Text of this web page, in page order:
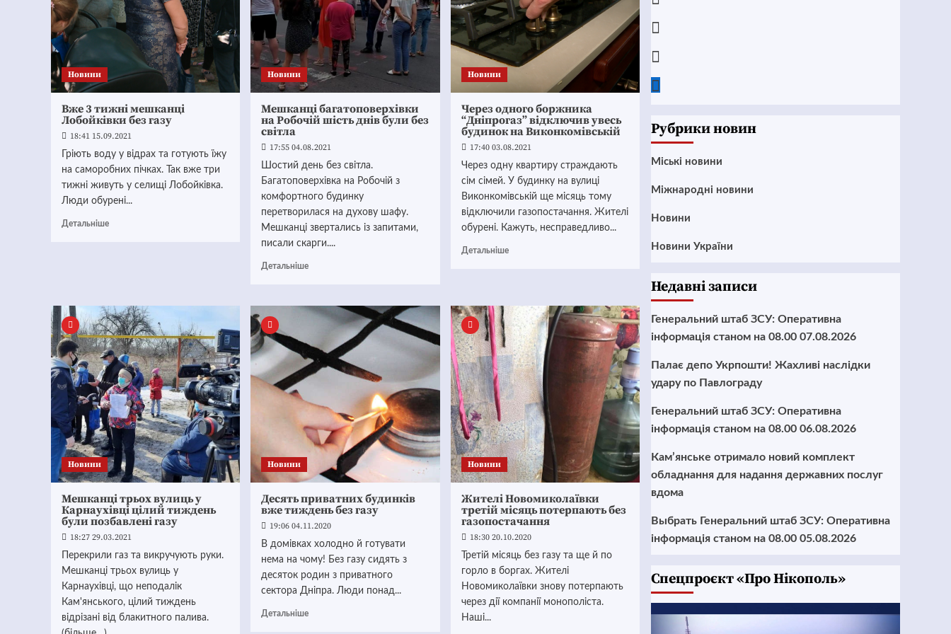
Новини
Вже 3 тижні мешканці
Лобойківки без газу
18:41 15.09.2021
Гріють воду у відрах та готують їжу
на саморобних пічках. Так вже три
тижні живуть у селищі Лобойківка.
Люди обурені...
Детальніше
Новини
Мешканці багатоповерхівки
на Робочій шість днів були без
світла
17:55 04.08.2021
Шостий день без світла.
Багатоповерхівка на Робочій з
комфортного будинку
перетворилася на духову шафу.
Мешканці звертались із запитами,
писали скарги....
Детальніше
Новини
Через одного боржника
“Дніпрогаз” відключив увесь
будинок на Виконкомівській
17:40 03.08.2021
Через одну квартиру страждають
сім сімей. У будинку на вулиці
Виконкомівській ще місяць тому
відключили газопостачання. Жителі
обурені. Кажуть, несправедливо...
Детальніше
Новини
Мешканці трьох вулиць у
Карнаухівці цілий тиждень
були позбавлені газу
18:27 29.03.2021
Перекрили газ та викручують руки.
Мешканці трьох вулиць у
Карнаухівці, що неподалік
Кам'янського, цілий тиждень
відрізані від блакитного палива.
Новини
Десять приватних будинків
вже тиждень без газу
19:06 04.11.2020
В домівках холодно й готувати
нема на чому! Без газу сидять з
десяток родин з приватного
сектора Дніпра. Люди понад...
Детальніше
Новини
Жителі Новомиколаївки
третій місяць потерпають без
газопостачання
18:30 20.10.2020
Третій місяць без газу та ще й по
горло в боргах. Жителі
Новомиколаївки знову потерпають
через дії компанії монополіста.
Наші...
Рубрики новин
Mіські новини
Міжнародні новини
Новини
Новини України
Недавні записи
Генеральний штаб ЗСУ: Оперативна
інформація станом на 08.00 07.08.2026
Палає депо Укрпошти! Жахливі наслідки
удару по Павлограду
Генеральний штаб ЗСУ: Оперативна
інформація станом на 08.00 06.08.2026
Кам’янське отримало новий комплект
обладнання для надання державних послуг
вдома
Выбрать Генеральний штаб ЗСУ: Оперативна
інформація станом на 08.00 05.08.2026
Cпецпроєкт «Про Нікополь»